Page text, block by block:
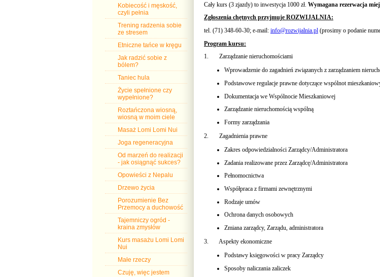
Kobiecość i męskość,
czyli pełnia
Trening radzenia sobie
ze stresem
Etniczne tańce w kręgu
Jak radzić sobie z
bólem?
Taniec hula
Życie spełnione czy
wypełnione?
Roztańczona wiosną,
wiosną w moim ciele
Masaż Lomi Lomi Nui
Joga regeneracyjna
Od marzeń do realizacji
- jak osiągnąć sukces?
Opowieści z Nepalu
Drzewo życia
Porozumienie Bez
Przemocy a duchowość
Tajemniczy ogród -
kraina zmysłów
Kurs masażu Lomi Lomi
Nui
Małe rzeczy
Czuję, więc jestem
Cały kurs (3 zjazdy) to inwestycja 1000 zł. Wymagana rezerwacja
Zgłoszenia chętnych przyjmuje ROZWIJALNIA:
tel. (71) 348-60-30; e-mail: info@rozwijalnia.pl (prosimy o podanie
Program kursu:
1. Zarządzanie nieruchomościami
Wprowadzenie do zagadnień związanych z zarządzaniem
Podstawowe regulacje prawne dotyczące wspólnot
Dokumentacja we Wspólnocie Mieszkaniowej
Zarządzanie nieruchomością wspólną
Formy zarządzania
2. Zagadnienia prawne
Zakres odpowiedzialności Zarządcy/Administratora
Zadania realizowane przez Zarządcę/Administratora
Pełnomocnictwa
Współpraca z firmami zewnętrznymi
Rodzaje umów
Ochrona danych osobowych
Zmiana zarządcy, Zarządu, administratora
3. Aspekty ekonomiczne
Podstawy księgowości w pracy Zarządcy
Sposoby naliczania zaliczek